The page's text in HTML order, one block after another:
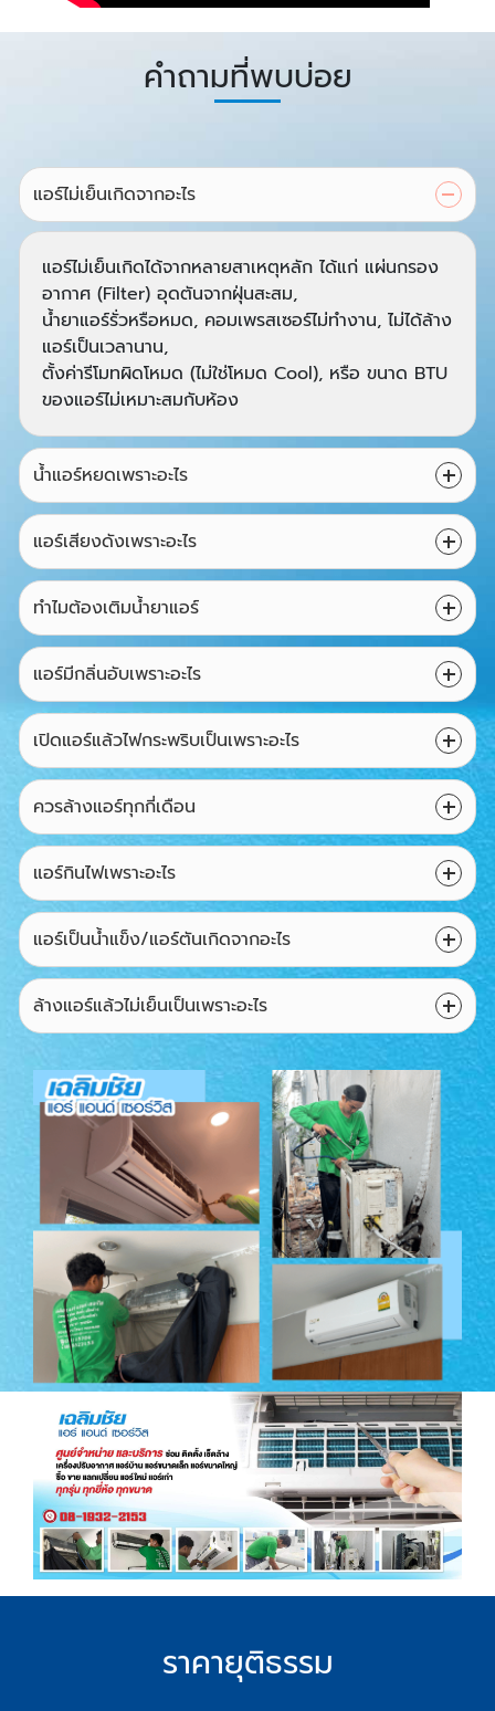
คำถามที่พบบ่อย
แอร์ไม่เย็นเกิดจากอะไร
แอร์ไม่เย็นเกิดได้จากหลายสาเหตุหลัก ได้แก่ แผ่นกรอง
อากาศ (Filter) อุดตันจากฝุ่นสะสม,
น้ำยาแอร์รั่วหรือหมด, คอมเพรสเซอร์ไม่ทำงาน, ไม่ได้ล้าง
แอร์เป็นเวลานาน,
ตั้งค่ารีโมทผิดโหมด (ไม่ใช่โหมด Cool), หรือ ขนาด BTU
ของแอร์ไม่เหมาะสมกับห้อง
น้ำแอร์หยดเพราะอะไร
แอร์เสียงดังเพราะอะไร
ทำไมต้องเติมน้ำยาแอร์
แอร์มีกลิ่นอับเพราะอะไร
เปิดแอร์แล้วไฟกระพริบเป็นเพราะอะไร
ควรล้างแอร์ทุกกี่เดือน
แอร์กินไฟเพราะอะไร
แอร์เป็นน้ำแข็ง/แอร์ตันเกิดจากอะไร
ล้างแอร์แล้วไม่เย็นเป็นเพราะอะไร
ราคายุติธรรม